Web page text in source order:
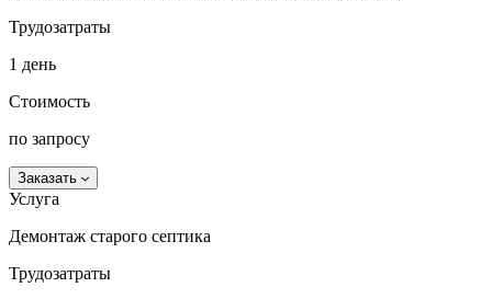
Трудозатраты
1 день
Стоимость
по запросу
Заказать
Услуга
Демонтаж старого септика
Трудозатраты